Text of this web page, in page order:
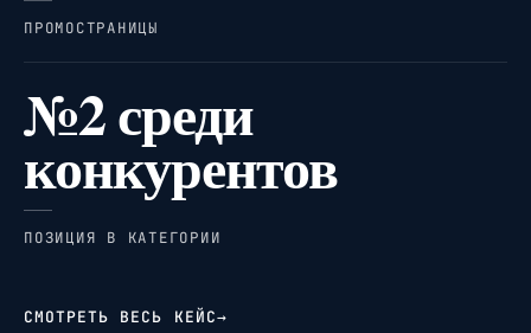
ПРОМОСТРАНИЦЫ
№2 среди
конкурентов
ПОЗИЦИЯ В КАТЕГОРИИ
СМОТРЕТЬ ВЕСЬ КЕЙС→